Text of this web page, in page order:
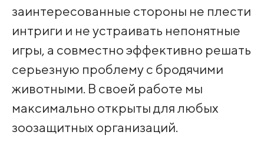
заинтересованные стороны не плести
интриги и не устраивать непонятные
игры, а совместно эффективно решать
серьезную проблему с бродячими
животными. В своей работе мы
максимально открыты для любых
зоозащитных организаций.